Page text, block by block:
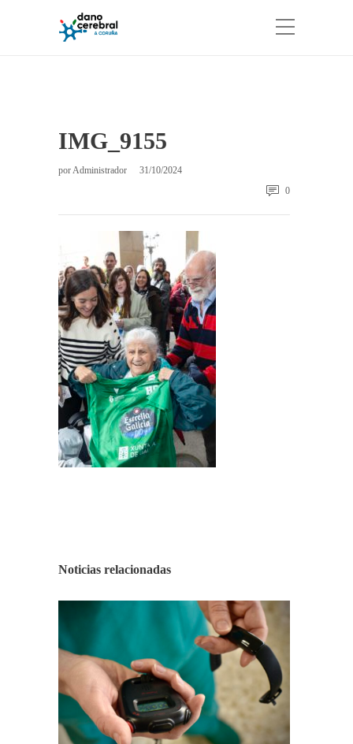
IMG_9155
porAdministrador
31/10/2024
0
Noticias relacionadas